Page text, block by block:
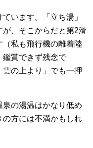
います。「立ち湯」
が、そこからだと第2滑
私も飛行機の離着陸
鑑賞できず残念で
の上より」でも一押
の湯温はかなり低め
方には不満かもしれ